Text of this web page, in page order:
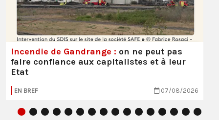
Incendie de Gandrange : on ne peut pas
faire confiance aux capitalistes et à leur
Etat
EN BREF 07/08/2026